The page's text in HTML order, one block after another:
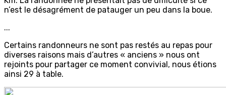
n’est le désagrément de patauger un peu dans la boue.
...
Certains randonneurs ne sont pas restés au repas pour
diverses raisons mais d’autres « anciens » nous ont
rejoints pour partager ce moment convivial, nous étions
ainsi 29 à table.